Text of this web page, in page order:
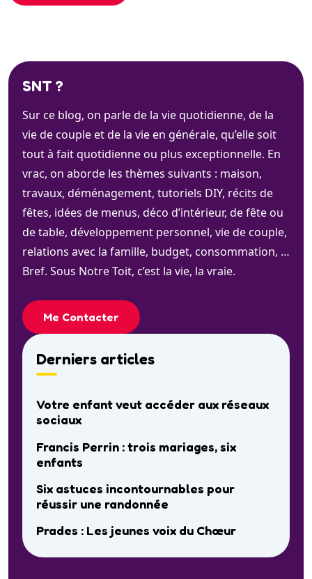
SNT ?
Sur ce blog, on parle de la vie quotidienne, de la
vie de couple et de la vie en générale, qu’elle soit
tout à fait quotidienne ou plus exceptionnelle. En
vrac, on aborde les thèmes suivants : maison,
travaux, déménagement, tutoriels DIY, récits de
fêtes, idées de menus, déco d’intérieur, de fête ou
de table, développement personnel, vie de couple,
relations avec la famille, budget, consommation, …
Bref. Sous Notre Toit, c’est la vie, la vraie.
Me Contacter
Derniers articles
Votre enfant veut accéder aux réseaux
sociaux
Francis Perrin : trois mariages, six
enfants
Six astuces incontournables pour
réussir une randonnée
Prades : Les jeunes voix du Chœur